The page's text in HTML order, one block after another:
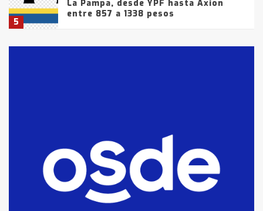
5
La Pampa, desde YPF hasta Axion
entre 857 a 1338 pesos
fueron detenidos por
comercialización de drogas en la
tarde del sábado
T.Lauquen: se vendió el edificio de
lo que fue la planta Industrial del